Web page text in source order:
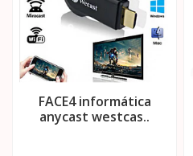
FACE4 informática
anycast westcas..